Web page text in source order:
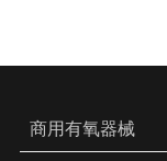
商用有氧器械